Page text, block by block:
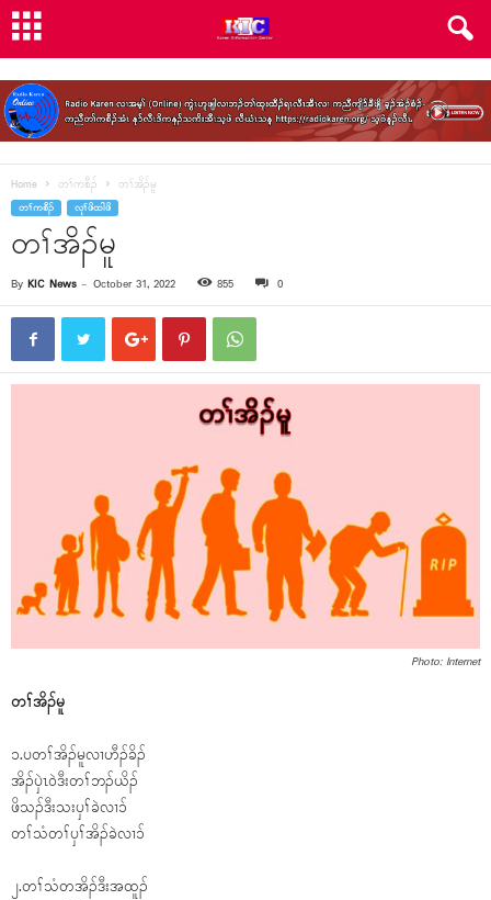
Home တၢ်ကစီၣ် တၢ်အိၣ်မူ
တၢ်ကစီၣ် လုၢ်ဖိထါဖိ
တၢ်အိၣ်မူ
By KIC News - October 31, 2022 855 0
Photo: Internet
တၢ်အိၣ်မူ
၁.ပတၢ်အိၣ်မူလၢဟီၣ်ခိၣ်
အိၣ်ၦဲၤဝဲဒီးတၢ်ဘၣ်ယိၣ်
ဖိသၣ်ဒီးသးၦၢ်ခဲလၢ၁်
တၢ်သံတၢ်ၦၢ်အိၣ်ခဲလၢ၁်
၂.တၢ်သံတအိၣ်ဒီးအထူၣ်